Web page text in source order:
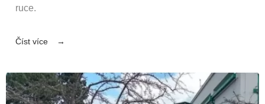
ruce.
Číst více